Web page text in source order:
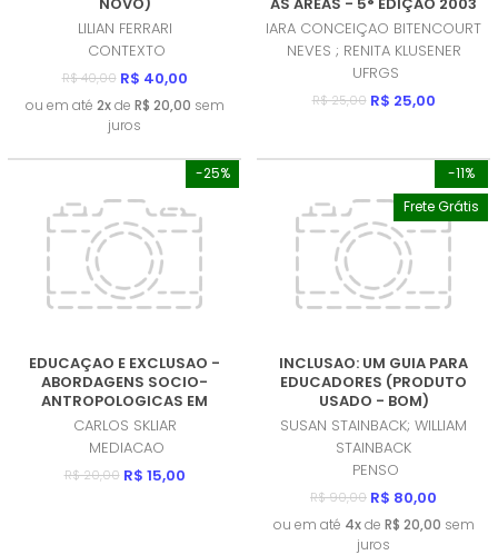
LILIAN FERRARI
CONTEXTO
R$ 40,00 R$ 40,00
ou em até 2xde R$ 20,00 sem
juros
(PRODUTO USADO - MUITO
BOM)
IARA CONCEIÇAO BITENCOURT
NEVES ; RENITA KLUSENER
UFRGS
R$ 25,00 R$ 25,00
-25%
EDUCAÇAO E EXCLUSAO -
ABORDAGENS SOCIO-
ANTROPOLOGICAS EM
EDUCAÇAO ESPECIAL
(PRODUTO USADO - BOM)
CARLOS SKLIAR
MEDIACAO
R$ 20,00 R$ 15,00
-11%
Frete Grátis
INCLUSAO: UM GUIA PARA
EDUCADORES (PRODUTO
USADO - BOM)
SUSAN STAINBACK; WILLIAM
STAINBACK
PENSO
R$ 90,00 R$ 80,00
ou em até 4xde R$ 20,00 sem
juros